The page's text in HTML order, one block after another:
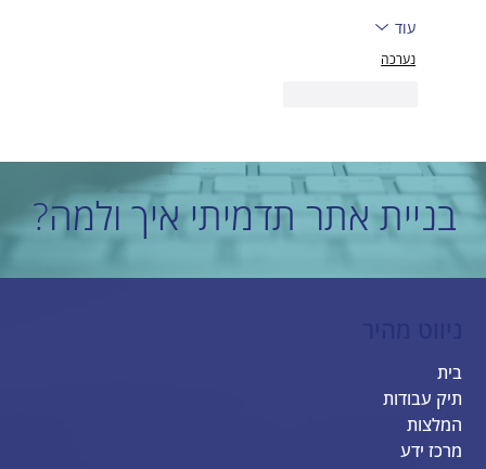
בניית אתר תדמיתי איך ולמה?
עוד
נערכה
בית
תיק עבודות
המלצות
מרכז ידע